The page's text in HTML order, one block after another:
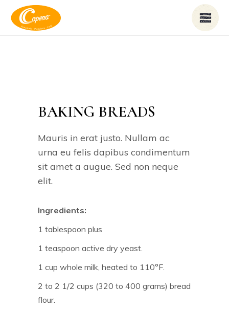
BAKING BREADS
Mauris in erat justo. Nullam ac
urna eu felis dapibus condimentum
sit amet a augue. Sed non neque
elit.
Ingredients:
1 tablespoon plus
1 teaspoon active dry yeast.
1 cup whole milk, heated to 110°F.
2 to 2 1/2 cups (320 to 400 grams) bread
flour.